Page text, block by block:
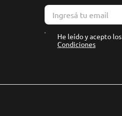
He leído y acepto los
Condiciones